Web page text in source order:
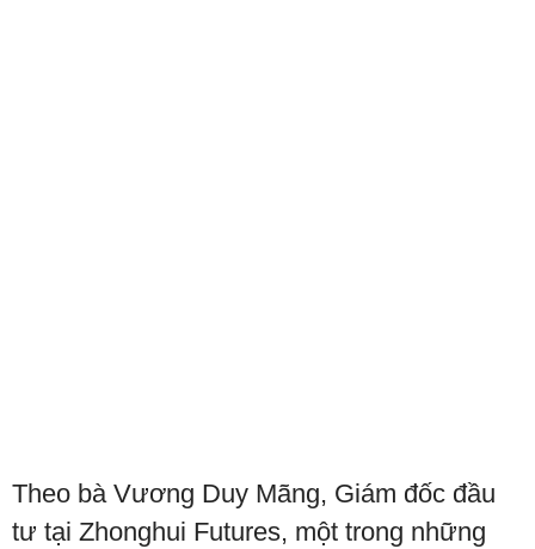
Theo bà Vương Duy Mãng, Giám đốc đầu
tư tại Zhonghui Futures, một trong những